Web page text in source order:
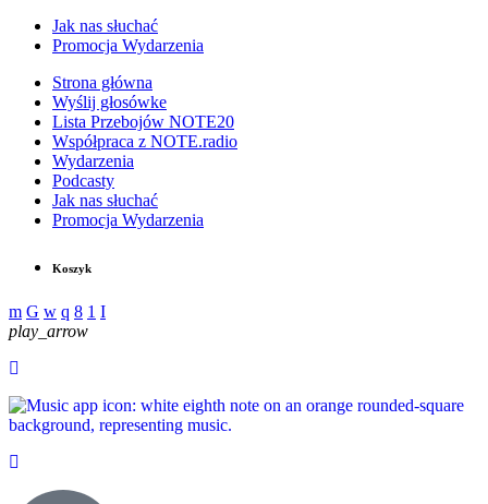
Jak nas słuchać
Promocja Wydarzenia
Strona główna
Wyślij głosówke
Lista Przebojów NOTE20
Współpraca z NOTE.radio
Wydarzenia
Podcasty
Jak nas słuchać
Promocja Wydarzenia
Koszyk
play_arrow